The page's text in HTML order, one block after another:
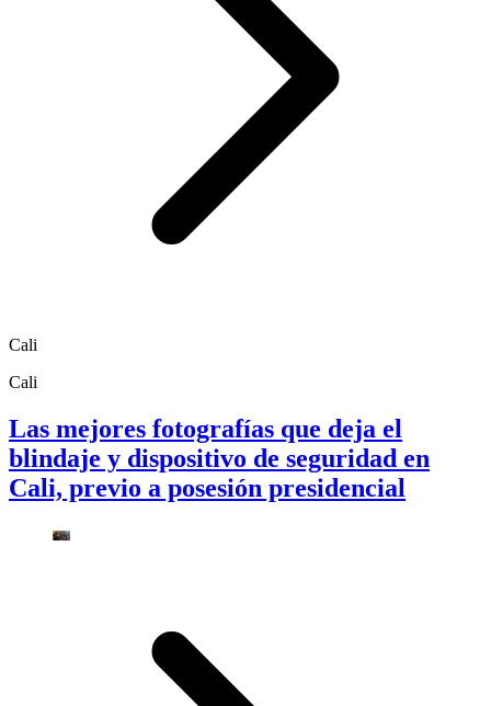
Cali
Cali
Las mejores fotografías que deja el
blindaje y dispositivo de seguridad en
Cali, previo a posesión presidencial